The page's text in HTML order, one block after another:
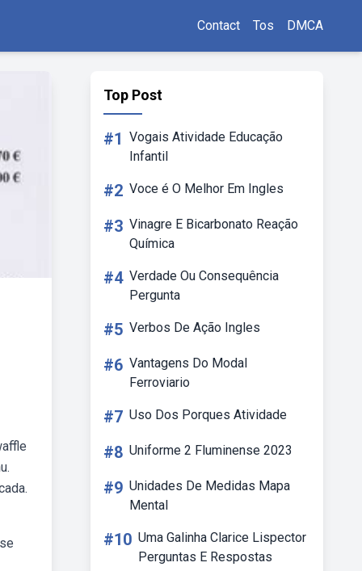
Contact Tos DMCA
Top Post
#1 Vogais Atividade Educação
Infantil
#2 Voce é O Melhor Em Ingles
#3 Vinagre E Bicarbonato Reação
Química
#4 Verdade Ou Consequência
Pergunta
#5 Verbos De Ação Ingles
#6 Vantagens Do Modal
Ferroviario
#7 Uso Dos Porques Atividade
#8 Uniforme 2 Fluminense 2023
#9 Unidades De Medidas Mapa
Mental
#10 Uma Galinha Clarice Lispector
Perguntas E Respostas